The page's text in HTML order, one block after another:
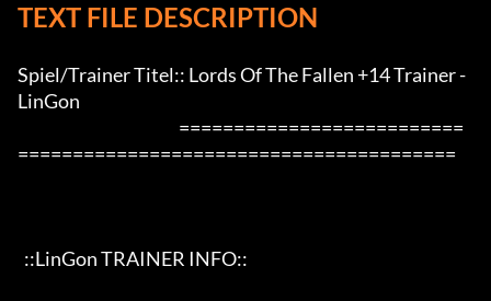
TEXT FILE DESCRIPTION
Spiel/Trainer Titel:: Lords Of The Fallen +14 Trainer -
LinGon
========================================